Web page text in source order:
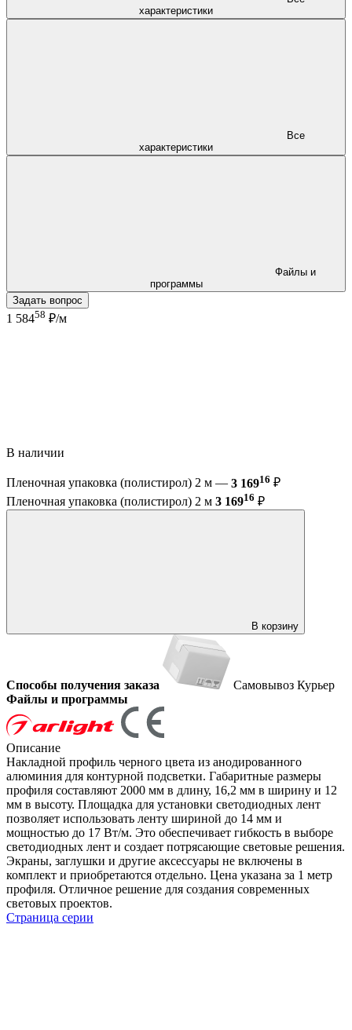
характеристики
характеристики
программы
Задать вопрос
1 58458 ₽/м
В наличии
Пленочная упаковка (полистирол) 2 м — 3 16916 ₽
Пленочная упаковка (полистирол) 2 м 3 16916 ₽
В корзину
Способы получения заказа Самовывоз Курьер
Файлы и программы
Описание
Накладной профиль черного цвета из анодированного
алюминия для контурной подсветки. Габаритные размеры
профиля составляют 2000 мм в длину, 16,2 мм в ширину и 12
мм в высоту. Площадка для установки светодиодных лент
позволяет использовать ленту шириной до 14 мм и
мощностью до 17 Вт/м. Это обеспечивает гибкость в выборе
светодиодных лент и создает потрясающие световые решения.
Экраны, заглушки и другие аксессуары не включены в
комплект и приобретаются отдельно. Цена указана за 1 метр
профиля. Отличное решение для создания современных
световых проектов.
Страница серии